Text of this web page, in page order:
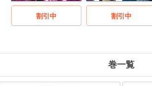
割引中 割引中
巻一覧